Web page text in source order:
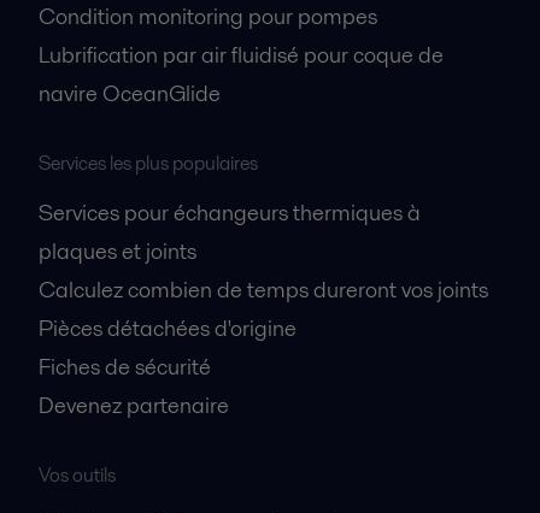
Condition monitoring pour pompes
Lubrification par air fluidisé pour coque de
navire OceanGlide
Services les plus populaires
Services pour échangeurs thermiques à
plaques et joints
Calculez combien de temps dureront vos joints
Pièces détachées d'origine
Fiches de sécurité
Devenez partenaire
Vos outils